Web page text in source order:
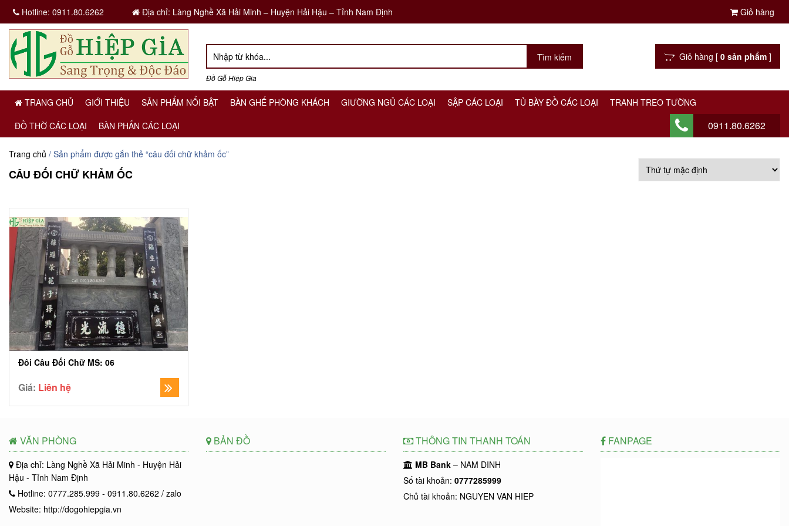
Hotline:0911.80.6262 Địa chỉ: Làng Nghề Xã Hải Minh – Huyện Hải Hậu – Tỉnh Nam Định Giỏ hàng
Đồ Gỗ Hiệp Gia
Giỏ hàng [ 0 sản phẩm ]
TRANG CHỦ GIỚI THIỆU SẢN PHẨM NỔI BẬT BÀN GHẾ PHÒNG KHÁCH GIƯỜNG NGỦ CÁC LOẠI SẬP CÁC LOẠI TỦ BÀY ĐỒ CÁC LOẠI
TRANH TREO TƯỜNG
ĐỒ THỜ CÁC LOẠI
BÀN PHẤN CÁC LOẠI 0911.80.6262
Trang chủ / Sản phẩm được gắn thẻ “câu đối chữ khảm ốc”
CÂU ĐỐI CHỮ KHẢM ỐC
Đôi Câu Đối Chữ MS: 06
Giá: Liên hệ
VĂN PHÒNG
Địa chỉ: Làng Nghề Xã Hải Minh - Huyện Hải
Hậu - Tỉnh Nam Định
Hotline: 0777.285.999 - 0911.80.6262 / zalo
Website: http://dogohiepgia.vn
BẢN ĐỒ THÔNG TIN THANH TOÁN
MB Bank – NAM DINH
Số tài khoản: 0777285999
Chủ tài khoản: NGUYEN VAN HIEP
FANPAGE